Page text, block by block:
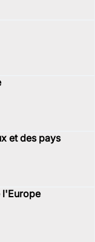
et des pays
l'Europe